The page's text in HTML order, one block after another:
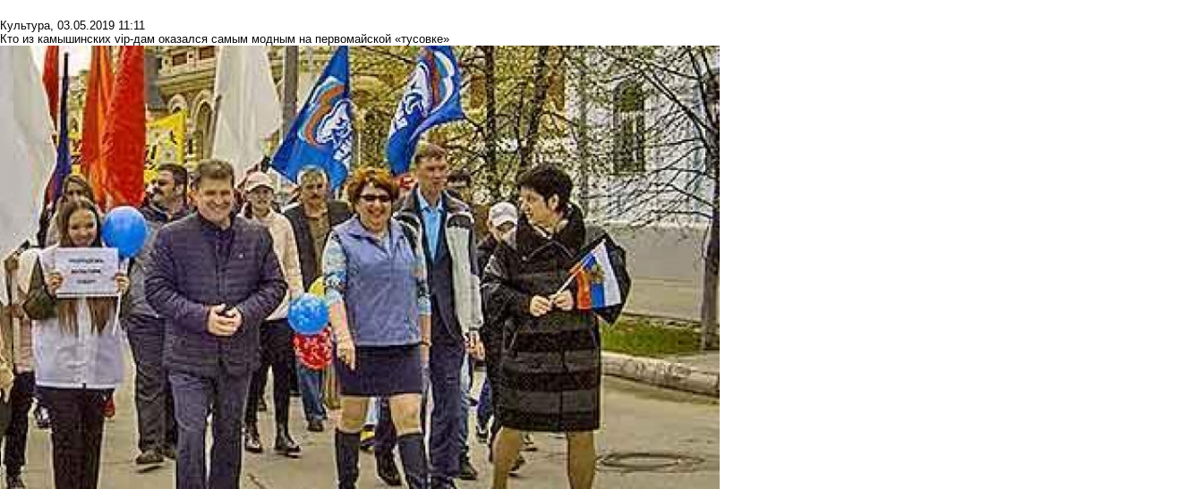
Культура, 03.05.2019 11:11
Кто из камышинских vip-дам оказался самым модным на первомайской «тусовке»